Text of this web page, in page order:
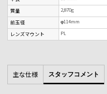
質量
2,870g
前玉径
φ114mm
レンズマウント
PL
主な仕様 スタッフコメント